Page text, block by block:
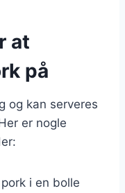
at
på
og kan serveres
er nogle
i en bolle